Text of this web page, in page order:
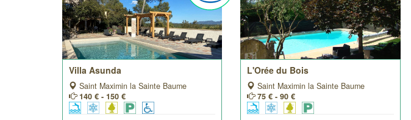
Villa Asunda
Saint Maximin la Sainte Baume
140 € - 150 €
L'Orée du Bois
Saint Maximin la Sainte Baume
75 € - 90 €